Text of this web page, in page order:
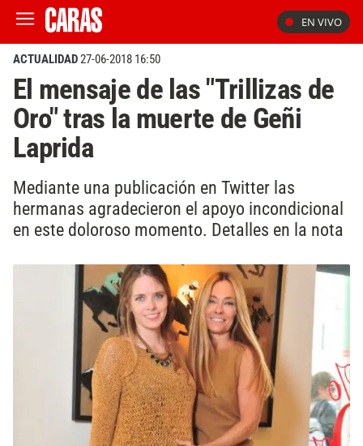
EN VIVO
ACTUALIDAD27-06-2018 16:50
El mensaje de las "Trillizas de
Oro" tras la muerte de Geñi
Laprida
Mediante una publicación en Twitter las
hermanas agradecieron el apoyo incondicional
en este doloroso momento. Detalles en la nota